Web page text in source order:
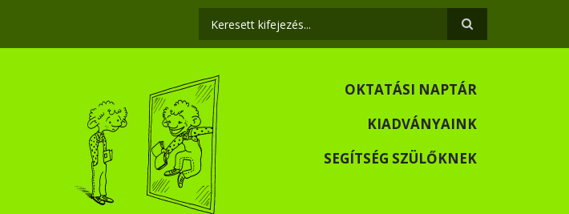
Keresés
OKTATÁSI NAPTÁR
KIADVÁNYAINK
SEGÍTSÉG SZÜLŐKNEK